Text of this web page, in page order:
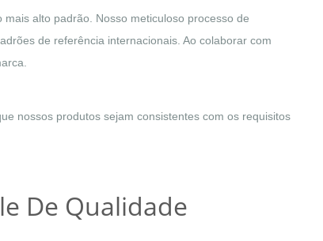
alto padrão. Nosso meticuloso processo de
de referência internacionais. Ao colaborar com
nossos produtos sejam consistentes com os requisitos
De Qualidade